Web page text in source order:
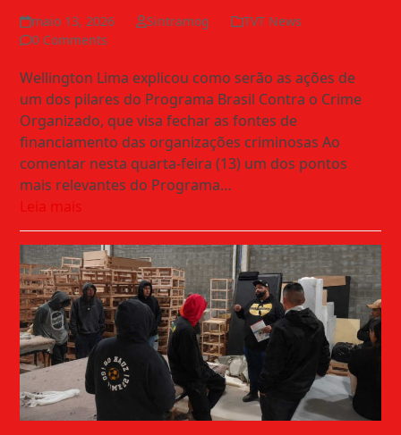
maio 13, 2026 Sintramog
TVT News
0 Comments
Wellington Lima explicou como serão as ações de
um dos pilares do Programa Brasil Contra o Crime
Organizado, que visa fechar as fontes de
financiamento das organizações criminosas Ao
comentar nesta quarta-feira (13) um dos pontos
mais relevantes do Programa…
Leia mais